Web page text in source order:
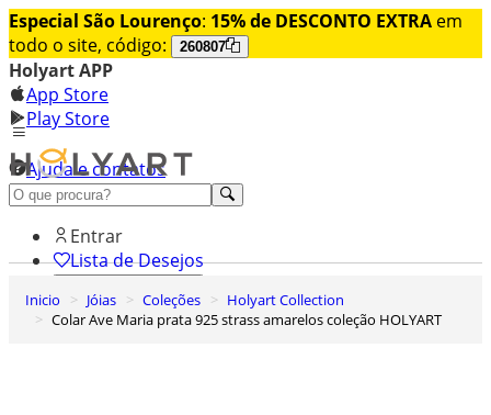
Especial São Lourenço: 15% de DESCONTO EXTRA em
todo o site, código:
260807
Holyart APP
App Store
Play Store
Ajuda e contatos
Conheça premium
Entrar
Lista de Desejos
0
Carrinho de Compras
Inicio Jóias Coleções
Holyart Collection
Colar Ave Maria prata 925 strass amarelos coleção HOLYART